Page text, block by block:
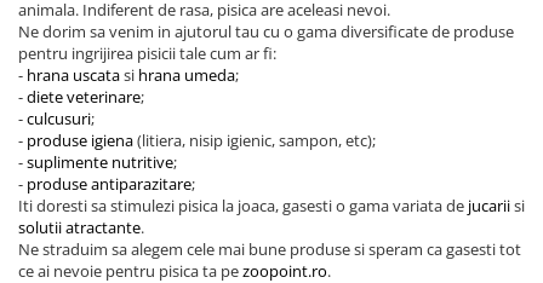
animala. Indiferent de rasa, pisica are aceleasi nevoi.
Ne dorim sa venim in ajutorul tau cu o gama diversificate de produse
pentru ingrijirea pisicii tale cum ar fi:
- hrana uscatasi hrana umeda;
-diete veterinare;
-culcusuri;
- produse igiena(litiera, nisip igienic, sampon, etc);
-suplimente nutritive;
- produse antiparazitare;
Iti doresti sa stimulezi pisica la joaca, gasesti o gama variata de jucariisi
solutii atractante.
Ne straduim sa alegem cele mai bune produse si speram ca gasesti tot
ce ai nevoie pentru pisica ta pezoopoint.ro.